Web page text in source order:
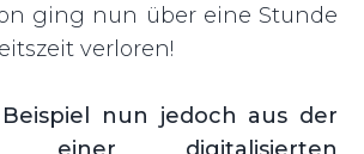
ging nun über eine Stunde
verloren!
nun jedoch aus der